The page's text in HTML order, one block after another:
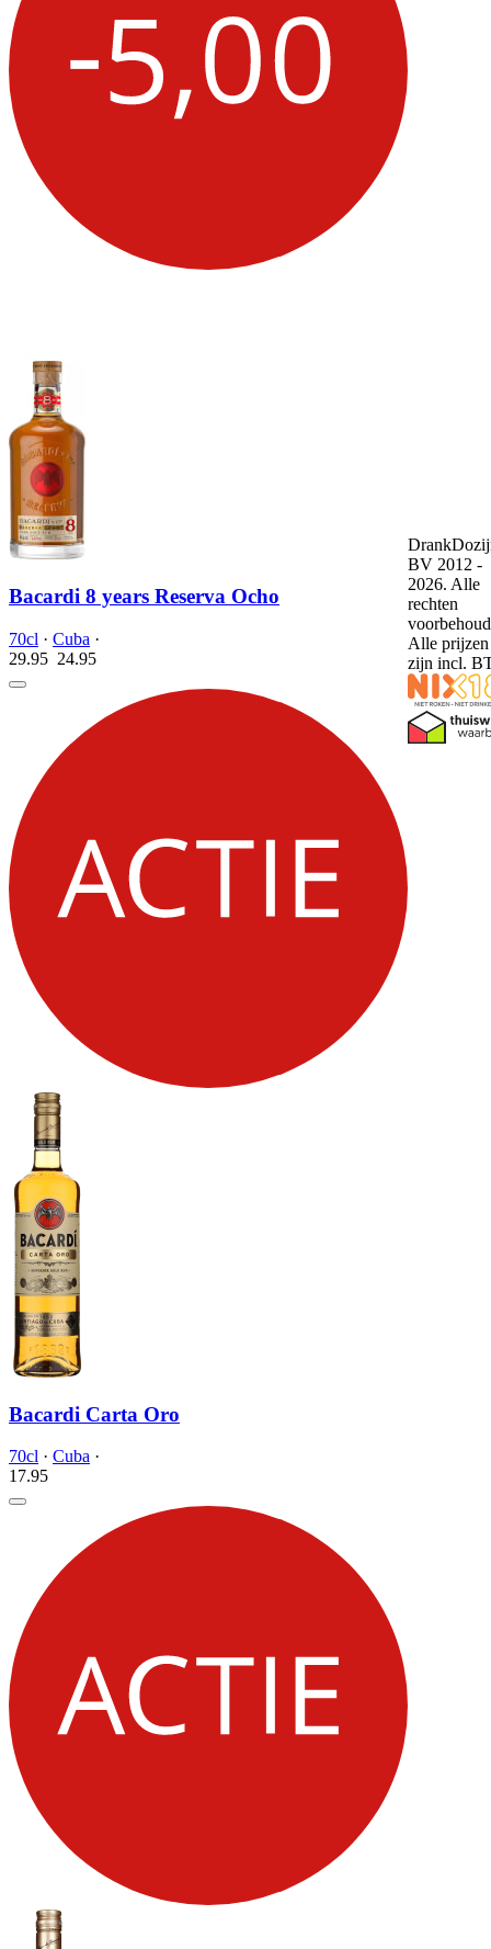
Bacardi 8 years Reserva Ocho
70cl · Cuba ·
29.95 24.95
Bacardi Carta Oro
70cl · Cuba ·
17.95
BV 2012 -
2026. Alle
rechten
Alle prijzen
zijn incl.